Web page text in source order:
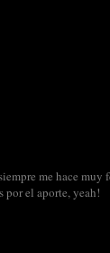
me hace muy
por el aporte, yeah!